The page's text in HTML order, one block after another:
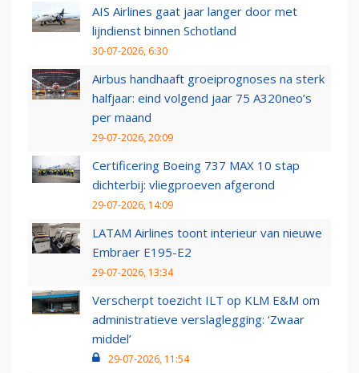
AIS Airlines gaat jaar langer door met
lijndienst binnen Schotland
30-07-2026, 6:30
Airbus handhaaft groeiprognoses na sterk
halfjaar: eind volgend jaar 75 A320neo’s
per maand
29-07-2026, 20:09
Certificering Boeing 737 MAX 10 stap
dichterbij: vliegproeven afgerond
29-07-2026, 14:09
LATAM Airlines toont interieur van nieuwe
Embraer E195-E2
29-07-2026, 13:34
Verscherpt toezicht ILT op KLM E&M om
administratieve verslaglegging: ‘Zwaar
middel’
29-07-2026, 11:54